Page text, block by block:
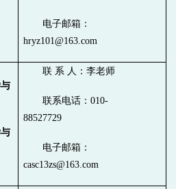
电子邮箱：
hryz101@163.com
联 系 人：李老师
联系电话：010-
88527729
电子邮箱：
casc13zs@163.com